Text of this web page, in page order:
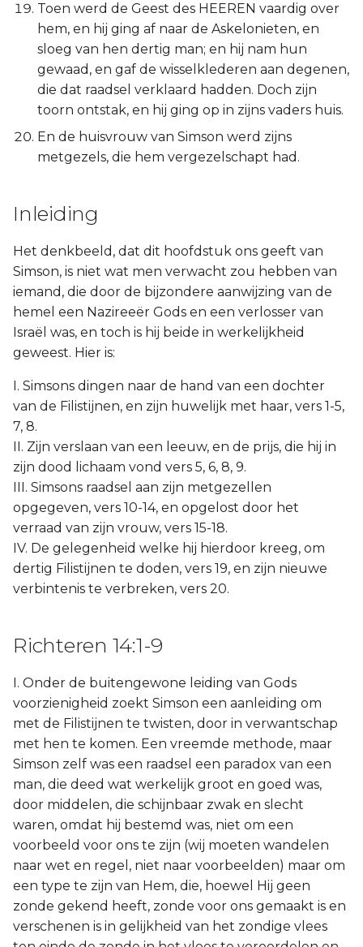
Toen werd de Geest des HEEREN vaardig over
hem, en hij ging af naar de Askelonieten, en
sloeg van hen dertig man; en hij nam hun
gewaad, en gaf de wisselklederen aan degenen,
die dat raadsel verklaard hadden. Doch zijn
toorn ontstak, en hij ging op in zijns vaders huis.
En de huisvrouw van Simson werd zijns
metgezels, die hem vergezelschapt had.
Inleiding
Het denkbeeld, dat dit hoofdstuk ons geeft van
Simson, is niet wat men verwacht zou hebben van
iemand, die door de bijzondere aanwijzing van de
hemel een Nazireeër Gods en een verlosser van
Israël was, en toch is hij beide in werkelijkheid
geweest. Hier is:
I. Simsons dingen naar de hand van een dochter
van de Filistijnen, en zijn huwelijk met haar, vers 1-5,
7, 8.
II. Zijn verslaan van een leeuw, en de prijs, die hij in
zijn dood lichaam vond vers 5, 6, 8, 9.
III. Simsons raadsel aan zijn metgezellen
opgegeven, vers 10-14, en opgelost door het
verraad van zijn vrouw, vers 15-18.
IV. De gelegenheid welke hij hierdoor kreeg, om
dertig Filistijnen te doden, vers 19, en zijn nieuwe
verbintenis te verbreken, vers 20.
Richteren 14:1-9
I. Onder de buitengewone leiding van Gods
voorzienigheid zoekt Simson een aanleiding om
met de Filistijnen te twisten, door in verwantschap
met hen te komen. Een vreemde methode, maar
Simson zelf was een raadsel een paradox van een
man, die deed wat werkelijk groot en goed was,
door middelen, die schijnbaar zwak en slecht
waren, omdat hij bestemd was, niet om een
voorbeeld voor ons te zijn (wij moeten wandelen
naar wet en regel, niet naar voorbeelden) maar om
een type te zijn van Hem, die, hoewel Hij geen
zonde gekend heeft, zonde voor ons gemaakt is en
verschenen is in gelijkheid van het zondige vlees